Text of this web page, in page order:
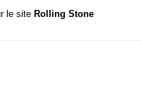
le site Rolling Stone